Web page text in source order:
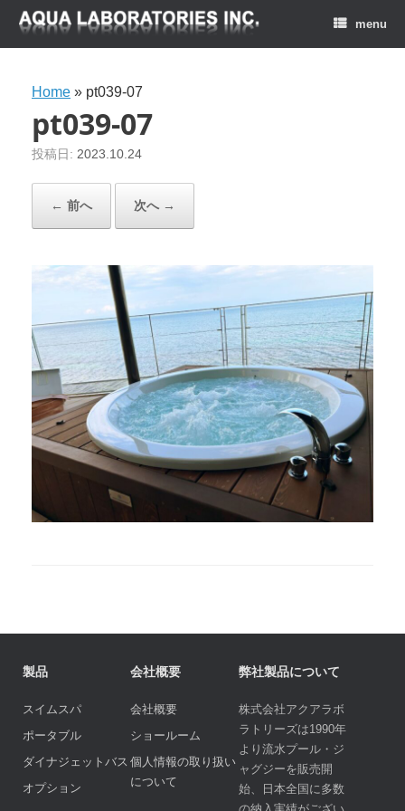
menu
Home » pt039-07
pt039-07
投稿日: 2023.10.24
← 前へ 次へ →
製品
スイムスパ
ポータブル
ダイナジェットバス
オプション
会社概要
会社概要
ショールーム
個人情報の取り扱い
について
弊社製品について
株式会社アクアラボ
ラトリーズは1990年
より流水プール・ジ
ャグジーを販売開
始、日本全国に多数
の納入実績がござい